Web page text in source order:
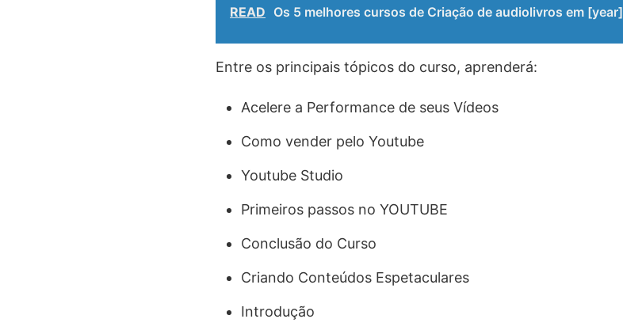
READ Os 5 melhores cursos de Criação de audiolivros em [year]
Entre os principais tópicos do curso, aprenderá:
Acelere a Performance de seus Vídeos
Como vender pelo Youtube
Youtube Studio
Primeiros passos no YOUTUBE
Conclusão do Curso
Criando Conteúdos Espetaculares
Introdução